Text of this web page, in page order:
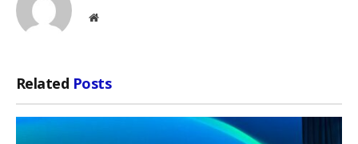
Website
Related Posts